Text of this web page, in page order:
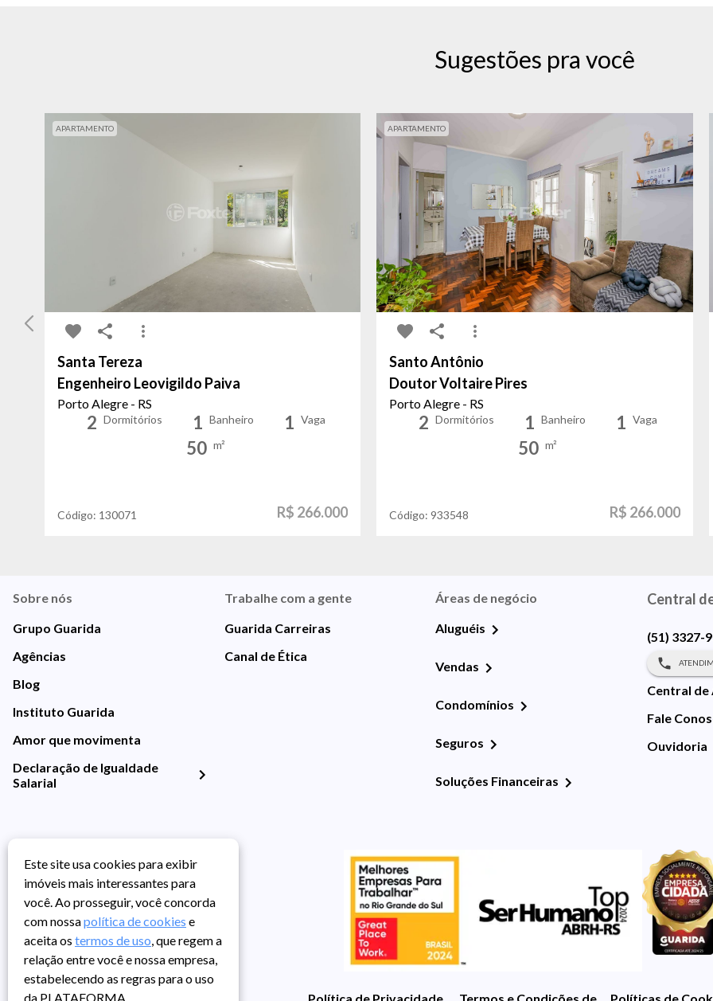
Sugestões pra você
APARTAMENTO
Santa Tereza
Engenheiro Leovigildo Paiva
Porto Alegre - RS
2 Dormitórios 1 Banheiro 1 Vaga
50 m²
Código: 130071 R$ 266.000
APARTAMENTO
Santo Antônio
Doutor Voltaire Pires
Porto Alegre - RS
2 Dormitórios 1 Banheiro 1 Vaga
50 m²
Código:933548 R$ 266.000
Sobre nós
Grupo Guarida
Agências
Blog
Instituto Guarida
Amor que movimenta
Declaração de Igualdade
Salarial
Trabalhe com a gente
Guarida Carreiras
Canal de Ética
Áreas de negócio
Aluguéis
Vendas
Condomínios
Seguros
Soluções Financeiras
Central
(51) 3327-
Central de
Fale
Ouvidoria
Política de Privacidade Termos e Condições de UsoPolíticas de
Este site usa cookies para exibir
imóveis mais interessantes para
você. Ao prosseguir, você concorda
com nossapolítica de cookies e
aceita os termos de uso, que regem a
relação entre você e nossa empresa,
estabelecendo as regras para o uso
da PLATAFORMA.